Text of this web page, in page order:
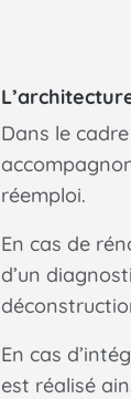
Dans le
réemploi.
En cas de
d’un
En cas
est réalisé